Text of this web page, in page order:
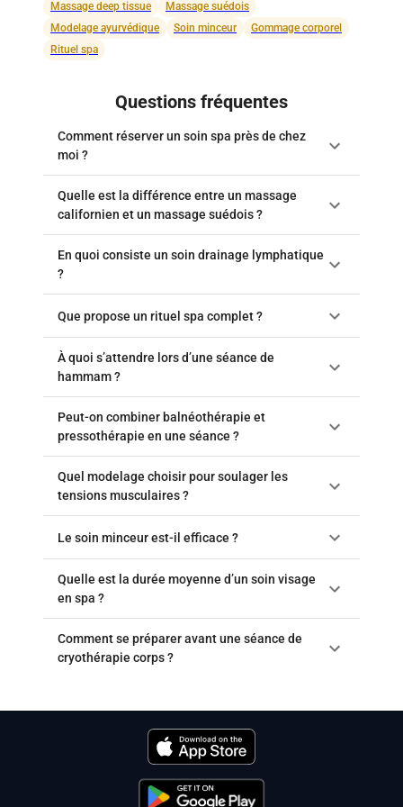
Massage deep tissue
Massage suédois
Modelage ayurvédique
Soin minceur
Gommage corporel
Rituel spa
Questions fréquentes
Comment réserver un soin spa près de chez
moi ?
Quelle est la différence entre un massage
californien et un massage suédois ?
En quoi consiste un soin drainage lymphatique
?
Que propose un rituel spa complet ?
À quoi s’attendre lors d’une séance de
hammam ?
Peut-on combiner balnéothérapie et
pressothérapie en une séance ?
Quel modelage choisir pour soulager les
tensions musculaires ?
Le soin minceur est-il efficace ?
Quelle est la durée moyenne d’un soin visage
en spa ?
Comment se préparer avant une séance de
cryothérapie corps ?